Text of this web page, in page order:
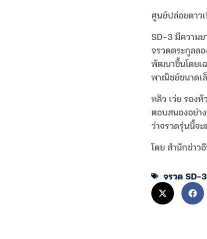
ศูนย์ปล่อยดาว
SD-3 มีความ
จรวดตระกูลล
พัฒนาขึ้นโดยเ
พาณิชย์ขนาดเ
หลิว เว่ย รอง
ตอบสนองอย่า
ว่าจรวดรุ่นนี้จ
โดย สำนักข่าว
จรวด SD-3